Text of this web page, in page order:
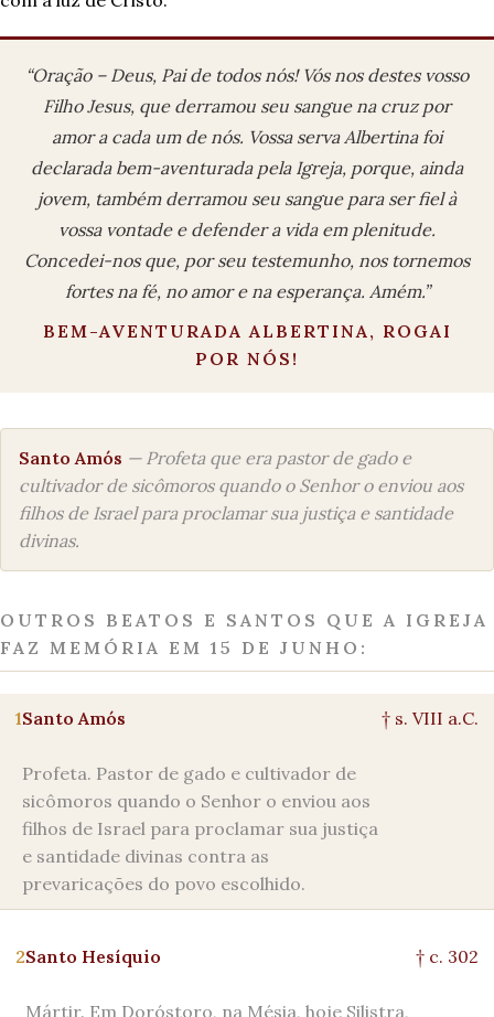
“Oração – Deus, Pai de todos nós! Vós nos destes vosso
Filho Jesus, que derramou seu sangue na cruz por
amor a cada um de nós. Vossa serva Albertina foi
declarada bem-aventurada pela Igreja, porque, ainda
jovem, também derramou seu sangue para ser fiel à
vossa vontade e defender a vida em plenitude.
Concedei-nos que, por seu testemunho, nos tornemos
fortes na fé, no amor e na esperança. Amém.”
BEM-AVENTURADA ALBERTINA, ROGAI
POR NÓS!
Santo Amós — Profeta que era pastor de gado e
cultivador de sicômoros quando o Senhor o enviou aos
filhos de Israel para proclamar sua justiça e santidade
divinas.
OUTROS BEATOS E SANTOS QUE A IGREJA
FAZ MEMÓRIA EM 15 DE JUNHO:
1Santo Amós
Profeta. Pastor de gado e cultivador de
sicômoros quando o Senhor o enviou aos
filhos de Israel para proclamar sua justiça
e santidade divinas contra as
prevaricações do povo escolhido.
† s. VIII a.C.
2Santo Hesíquio
Mártir. Em Doróstoro, na Mésia, hoje Silistra,
† c. 302